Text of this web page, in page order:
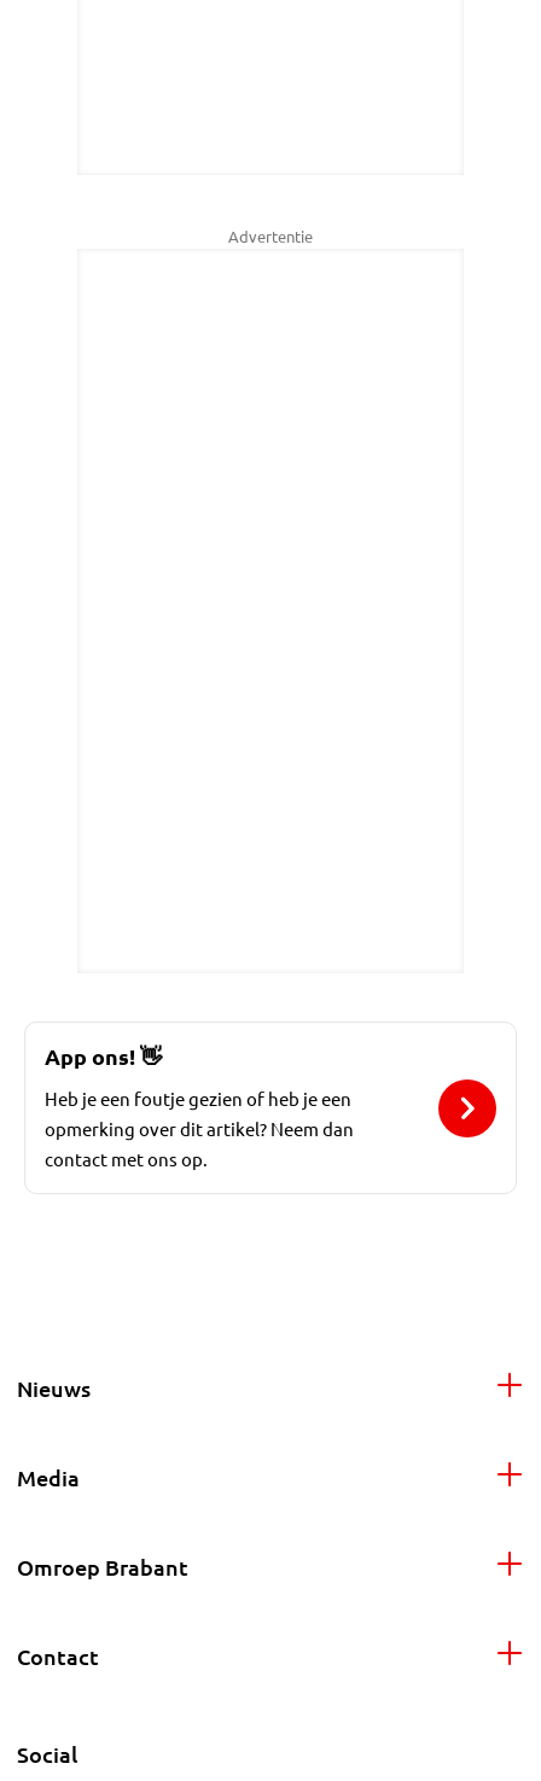
Advertentie
App ons!👋
Heb je een foutje gezien of heb je een
opmerking over dit artikel? Neem dan
contact met ons op.
Nieuws
Media
Omroep Brabant
Contact
Social